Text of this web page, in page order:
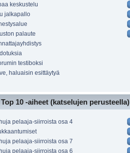
keskustelu
jalkapallo
palaute
testiboksi
haluaisin esittäytyä
Top 10 -aiheet (katselujen perusteella)
pelaaja-siirroista osa 4
pelaaja-siirroista osa 7
pelaaja-siirroista osa 6